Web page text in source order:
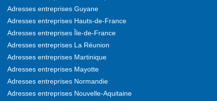
Adresses entreprises Guyane
Adresses entreprises Hauts-de-France
Adresses entreprises Île-de-France
Adresses entreprises La Réunion
Adresses entreprises Martinique
Adresses entreprises Mayotte
Adresses entreprises Normandie
Adresses entreprises Nouvelle-Aquitaine